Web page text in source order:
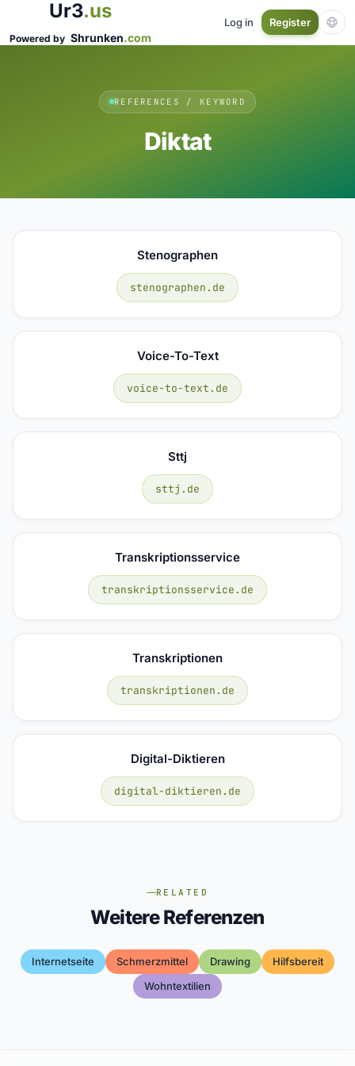
Ur3.us
Powered by Shrunken.com
Log in Register
REFERENCES / KEYWORD
Diktat
Stenographen
stenographen.de
Voice-To-Text
voice-to-text.de
Sttj
sttj.de
Transkriptionsservice
transkriptionsservice.de
Transkriptionen
transkriptionen.de
Digital-Diktieren
digital-diktieren.de
RELATED
Weitere Referenzen
Internetseite Schmerzmittel Drawing
Hilfsbereit
Wohntextilien